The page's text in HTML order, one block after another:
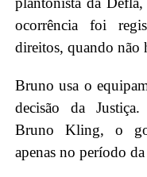
ocorrência foi
direitos, quando não
Bruno usa o
decisão da
Bruno Kling, o
apenas no período